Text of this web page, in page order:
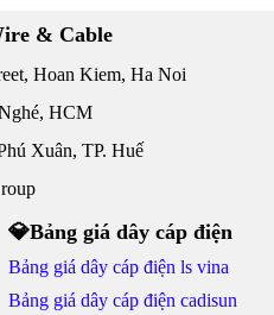
& Cable
Hoan Kiem, Ha Noi
HCM
Xuân, TP. Huế
💎Bảng giá dây cáp điện
Bảng giá dây cáp điện ls vina
Bảng giá dây cáp điện cadisun